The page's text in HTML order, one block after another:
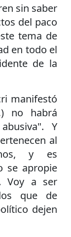
sin saber
del paco
tema de
en todo el
de la
manifestó
no habrá
Y
al
y es
se apropie
Voy a ser
que de
dejen